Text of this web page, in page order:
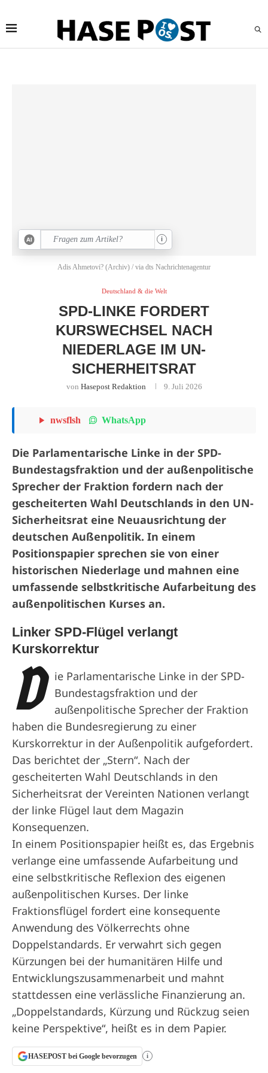
Adis Ahmetovi? (Archiv) / via dts Nachrichtenagentur
i
Deutschland & die Welt
SPD-LINKE FORDERT
KURSWECHSEL NACH
NIEDERLAGE IM UN-
SICHERHEITSRAT
von Hasepost Redaktion 9. Juli 2026
nwsflsh WhatsApp
Die Parlamentarische Linke in der SPD-
Bundestagsfraktion und der außenpolitische
Sprecher der Fraktion fordern nach der
gescheiterten Wahl Deutschlands in den UN-
Sicherheitsrat eine Neuausrichtung der
deutschen Außenpolitik. In einem
Positionspapier sprechen sie von einer
historischen Niederlage und mahnen eine
umfassende selbstkritische Aufarbeitung des
außenpolitischen Kurses an.
Linker SPD-Flügel verlangt
Kurskorrektur
D
ie Parlamentarische Linke in der SPD-
Bundestagsfraktion und der
außenpolitische Sprecher der Fraktion
haben die Bundesregierung zu einer
Kurskorrektur in der Außenpolitik aufgefordert.
Das berichtet der „Stern“. Nach der
gescheiterten Wahl Deutschlands in den
Sicherheitsrat der Vereinten Nationen verlangt
der linke Flügel laut dem Magazin
Konsequenzen.
In einem Positionspapier heißt es, das Ergebnis
verlange eine umfassende Aufarbeitung und
eine selbstkritische Reflexion des eigenen
außenpolitischen Kurses. Der linke
Fraktionsflügel fordert eine konsequente
Anwendung des Völkerrechts ohne
Doppelstandards. Er verwahrt sich gegen
Kürzungen bei der humanitären Hilfe und
Entwicklungszusammenarbeit und mahnt
stattdessen eine verlässliche Finanzierung an.
„Doppelstandards, Kürzung und Rückzug seien
keine Perspektive“, heißt es in dem Papier.
HASEPOST bei Google bevorzugen i